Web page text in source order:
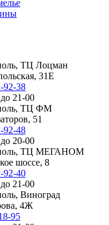
ТЦ Лоцман
31Е
92-38
21-00
ТЦ ФМ
51
92-48
20-00
ТЦ МЕГАНОМ
шоссе, 8
92-40
21-00
Виноград
4Ж
95